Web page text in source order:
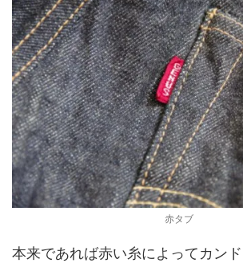
赤タブ
本来であれば赤い糸によってカン